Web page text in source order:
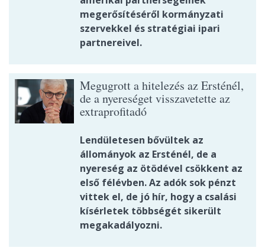
megerősítéséről kormányzati
szervekkel és stratégiai ipari
partnereivel.
Megugrott a hitelezés az Ersténél,
de a nyereséget visszavetette az
extraprofitadó
Lendületesen bővültek az
állományok az Ersténél, de a
nyereség az ötödével csökkent az
első félévben. Az adók sok pénzt
vittek el, de jó hír, hogy a csalási
kísérletek többségét sikerült
megakadályozni.